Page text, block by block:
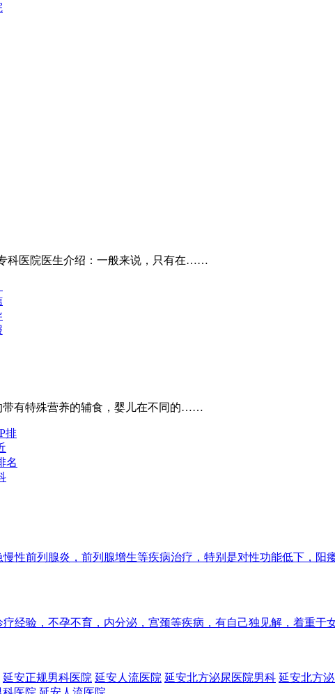
科医院医生介绍：一般来说，只有在……
带有特殊营养的辅食，婴儿在不同的……
排
名
性前列腺炎，前列腺增生等疾病治疗，特别是对性功能低下，
经验，不孕不育，内分泌，宫颈等疾病，有自己独见解，着重
延安正规男科医院 延安人流医院 延安北方泌尿医院男科 延安北方